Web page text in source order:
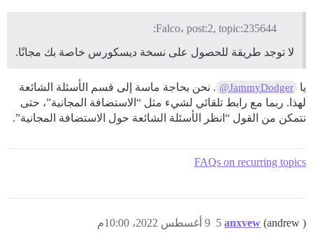
Falco، post:2, topic:235644:
لا توجد طريقة للحصول على نسخة ديسكورس خاصة بك مجانًا.
يا @JammyDodger . نحن بحاجة ماسة إلى قسم الأسئلة الشائعة
لهذا. ربما مع رابط تلقائي لشيء مثل “الاستضافة المجانية”، حتى
نتمكن من القول “انظر الأسئلة الشائعة حول الاستضافة المجانية”.
FAQs on recurring topics
anxvew (andrew ) 9 أغسطس 2022، 10:00م 5